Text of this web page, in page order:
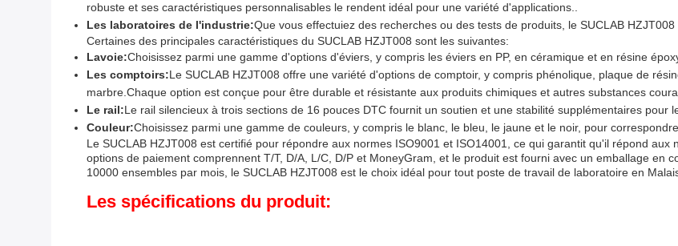
robuste et ses caractéristiques personnalisables le rendent idéal pour une variété d'applications..
Les laboratoires de l'industrie:Que vous effectuiez des recherches ou des tests de produits, le SUCLAB HZJT008
Certaines des principales caractéristiques du SUCLAB HZJT008 sont les suivantes:
Lavoie:Choisissez parmi une gamme d'options d'éviers, y compris les éviers en PP, en céramique et en résine
Les comptoirs:Le SUCLAB HZJT008 offre une variété d'options de comptoir, y compris phénolique, plaque de
marbre.Chaque option est conçue pour être durable et résistante aux produits chimiques et autres substances
Le rail:Le rail silencieux à trois sections de 16 pouces DTC fournit un soutien et une stabilité supplémentaires pour
Couleur:Choisissez parmi une gamme de couleurs, y compris le blanc, le bleu, le jaune et le noir, pour
Le SUCLAB HZJT008 est certifié pour répondre aux normes ISO9001 et ISO14001, ce qui garantit qu'il répond
options de paiement comprennent T/T, D/A, L/C, D/P et MoneyGram, et le produit est fourni avec un emballage en
10000 ensembles par mois, le SUCLAB HZJT008 est le choix idéal pour tout poste de travail de laboratoire en
Les spécifications du produit: